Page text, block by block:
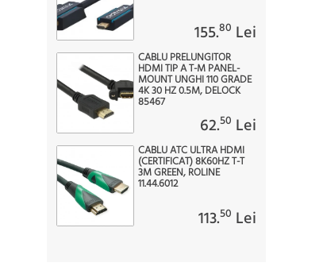
155.80 Lei
CABLU PRELUNGITOR
HDMI TIP A T-M PANEL-
MOUNT UNGHI 110 GRADE
4K 30 HZ 0.5M, DELOCK
85467
62.50 Lei
CABLU ATC ULTRA HDMI
(CERTIFICAT) 8K60HZ T-T
3M GREEN, ROLINE
11.44.6012
113.50 Lei